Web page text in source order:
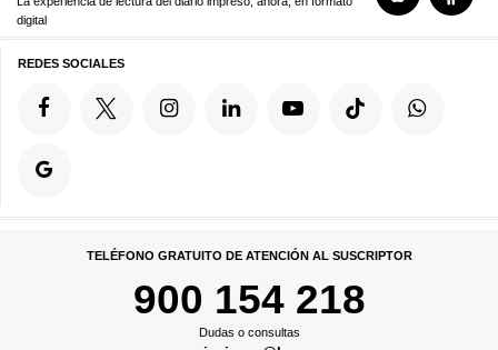
digital
REDES SOCIALES
TELÉFONO GRATUITO DE ATENCIÓN AL SUSCRIPTOR
900 154 218
Dudas o consultas